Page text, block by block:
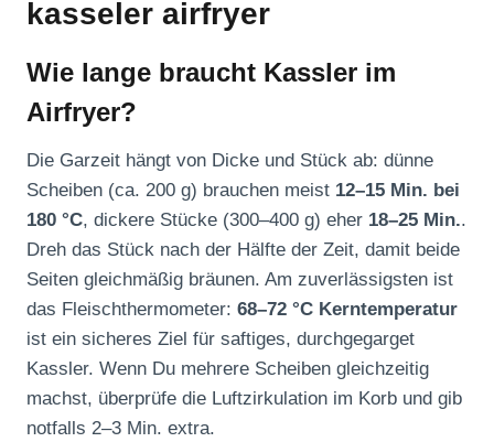
kasseler airfryer
Wie lange braucht Kassler im
Airfryer?
Die Garzeit hängt von Dicke und Stück ab: dünne
Scheiben (ca. 200 g) brauchen meist 12–15 Min. bei
180 °C, dickere Stücke (300–400 g) eher 18–25 Min..
Dreh das Stück nach der Hälfte der Zeit, damit beide
Seiten gleichmäßig bräunen. Am zuverlässigsten ist
das Fleischthermometer: 68–72 °C Kerntemperatur
ist ein sicheres Ziel für saftiges, durchgegarget
Kassler. Wenn Du mehrere Scheiben gleichzeitig
machst, überprüfe die Luftzirkulation im Korb und gib
notfalls 2–3 Min. extra.